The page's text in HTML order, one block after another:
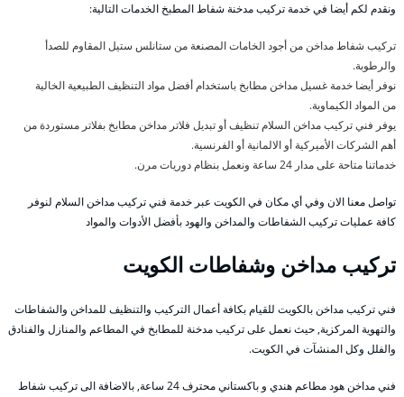
ونقدم لكم أيضا في خدمة تركيب مدخنة شفاط المطبخ الخدمات التالية:
تركيب شفاط مداخن من أجود الخامات المصنعة من ستانلس ستيل المقاوم للصدأ
والرطوبة.
نوفر أيضا خدمة غسيل مداخن مطابخ باستخدام أفضل مواد التنظيف الطبيعية الخالية
من المواد الكيماوية.
يوفر فني تركيب مداخن السلام تنظيف أو تبديل فلاتر مداخن مطابخ بفلاتر مستوردة من
أهم الشركات الأميركية أو الالمانية أو الفرنسية.
خدماتنا متاحة على مدار 24 ساعة ونعمل بنظام دوريات مرن.
تواصل معنا الان وفي أي مكان في الكويت عبر خدمة فني تركيب مداخن السلام لنوفر
كافة عمليات تركيب الشفاطات والمداخن والهود بأفضل الأدوات والمواد
تركيب مداخن وشفاطات الكويت
فني تركيب مداخن بالكويت للقيام بكافة أعمال التركيب والتنظيف للمداخن والشفاطات
والتهوية المركزية, حيث نعمل على تركيب مدخنة للمطابخ في المطاعم والمنازل والفنادق
والفلل وكل المنشآت في الكويت.
فني مداخن هود مطاعم هندي و باكستاني محترف 24 ساعة, بالاضافة الى تركيب شفاط